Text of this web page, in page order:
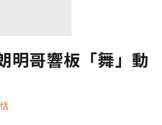
明哥響板「舞」動